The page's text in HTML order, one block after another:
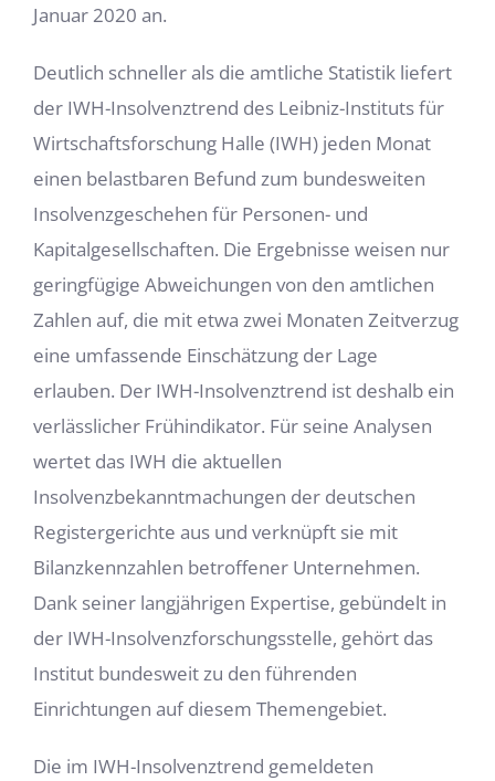
Januar 2020 an.
Deutlich schneller als die amtliche Statistik liefert
der IWH-Insolvenztrend des Leibniz-Instituts für
Wirtschaftsforschung Halle (IWH) jeden Monat
einen belastbaren Befund zum bundesweiten
Insolvenzgeschehen für Personen- und
Kapitalgesellschaften. Die Ergebnisse weisen nur
geringfügige Abweichungen von den amtlichen
Zahlen auf, die mit etwa zwei Monaten Zeitverzug
eine umfassende Einschätzung der Lage
erlauben. Der IWH-Insolvenztrend ist deshalb ein
verlässlicher Frühindi­kator. Für seine Analysen
wertet das IWH die aktuellen
Insolvenzbekanntmachungen der deutschen
Registergerichte aus und verknüpft sie mit
Bilanzkennzahlen betroffe­ner Unternehmen.
Dank seiner langjährigen Expertise, gebündelt in
der IWH-Insolvenz­forschungsstelle, gehört das
Institut bundesweit zu den führenden
Einrichtungen auf diesem Themengebiet.
Die im IWH-Insolvenztrend gemeldeten